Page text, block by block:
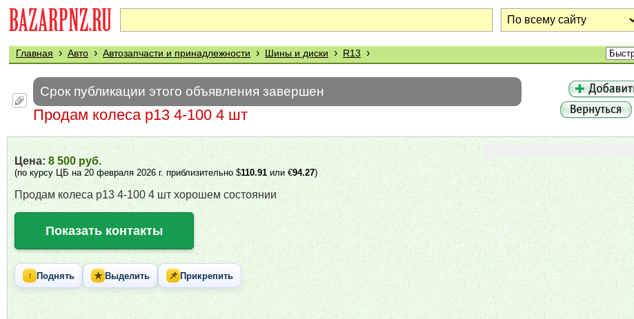
Главная › Авто › Автозапчасти и принадлежности › Шины и диски › R13 ›
Срок публикации этого объявления завершен
Продам колеса р13 4-100 4 шт
Цена:8 500 руб.
(по курсу ЦБ на 20 февраля 2026 г. приблизительно $110.91или €94.27)
Продам колеса р13 4-100 4 шт хорошем состоянии
Показать контакты
↑ Поднять ★ Выделить 📌 Прикрепить